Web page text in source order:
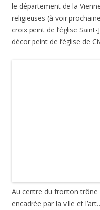
le département de la
religieuses (à voir
croix peint de l’église
décor peint de l’église de
Au centre du fronton trône
encadrée par la ville et